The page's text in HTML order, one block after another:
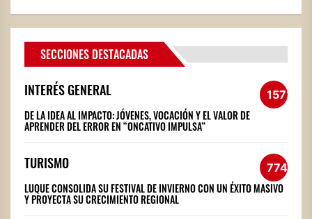
SECCIONES DESTACADAS
INTERÉS GENERAL 1572
DE LA IDEA AL IMPACTO: JÓVENES, VOCACIÓN Y EL VALOR DE
APRENDER DEL ERROR EN “ONCATIVO IMPULSA”
TURISMO 774
LUQUE CONSOLIDA SU FESTIVAL DE INVIERNO CON UN ÉXITO MASIVO
Y PROYECTA SU CRECIMIENTO REGIONAL